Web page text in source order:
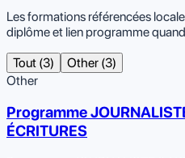
Les formations référencées
diplôme et lien programme
Tout (3)
Other (3)
Other
Programme
ÉCRITURES